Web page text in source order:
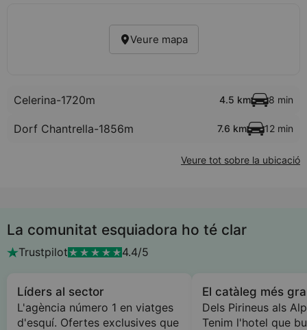
Veure mapa
Celerina-1720m 4.5 km 8 min
Dorf Chantrella-1856m 7.6 km 12 min
Veure tot sobre la ubicació
La comunitat esquiadora ho té clar
Trustpilot 4.4/5
Líders al sector
L'agència número 1 en viatges
d'esquí. Ofertes exclusives que
El catàleg més
Dels Pirineus als
Tenim l'hotel que